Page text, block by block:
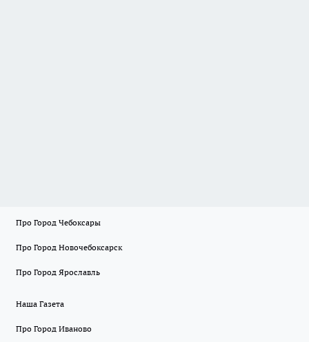
Про Город Чебоксары
Про Город Новочебоксарск
Про Город Ярославль
Наша Газета
Про Город Иваново